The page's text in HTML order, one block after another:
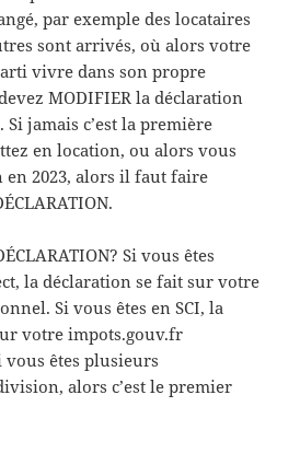
par exemple des locataires
sont arrivés, où alors votre
vivre dans son propre
MODIFIER la déclaration
Si jamais c’est la première
en location, ou alors vous
en 2023, alors il faut faire
Si vous êtes
la déclaration se fait sur votre
Si vous êtes en SCI, la
votre impots.gouv.fr
vous êtes plusieurs
alors c’est le premier